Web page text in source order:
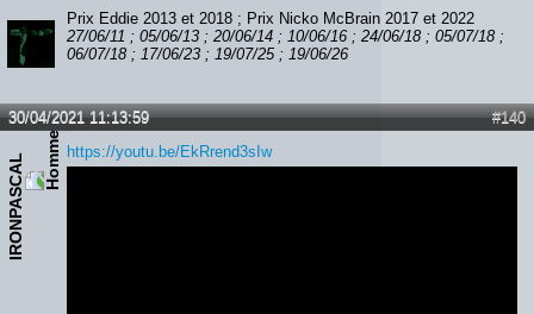
Prix Eddie 2013 et 2018 ; Prix Nicko McBrain 2017 et 2022
27/06/11 ; 05/06/13 ; 20/06/14 ; 10/06/16 ; 24/06/18 ; 05/07/18 ;
06/07/18 ; 17/06/23 ; 19/07/25 ; 19/06/26
#140
30/04/2021 11:13:59
IRONPASCAL
https://youtu.be/EkRrend3sIw